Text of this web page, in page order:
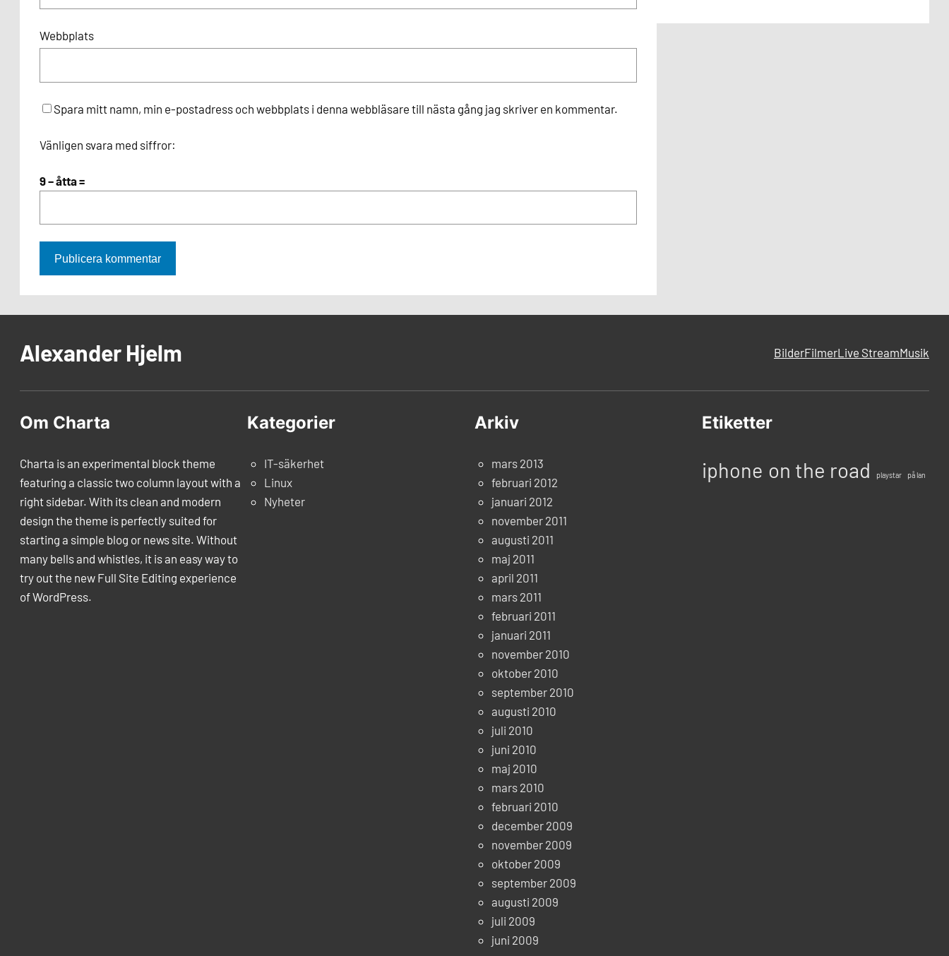
Webbplats
Spara mitt namn, min e-postadress och webbplats i denna webbläsare till nästa gång jag skriver en kommentar.
Vänligen svara med siffror:
9 − åtta =
Alexander Hjelm BilderFilmerLive StreamMusik
Om Charta
Charta is an experimental block theme
featuring a classic two column layout with a
right sidebar. With its clean and modern
design the theme is perfectly suited for
starting a simple blog or news site. Without
many bells and whistles, it is an easy way to
try out the new Full Site Editing experience
of WordPress.
Kategorier
IT-säkerhet
Linux
Nyheter
Arkiv
mars 2013
februari 2012
januari 2012
november 2011
augusti 2011
maj 2011
april 2011
mars 2011
februari 2011
januari 2011
november 2010
oktober 2010
september 2010
augusti 2010
juli 2010
juni 2010
maj 2010
mars 2010
februari 2010
december 2009
november 2009
oktober 2009
september 2009
augusti 2009
juli 2009
juni 2009
Etiketter
iphone on the road playstar på lan